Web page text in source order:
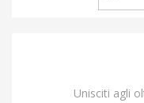
Unisciti agli